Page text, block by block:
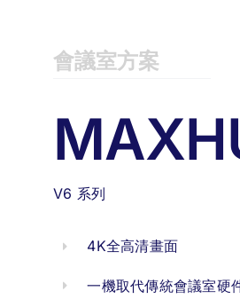
會議室方案
V6 系列
4K全高清畫面
一機取代傳統會議室硬